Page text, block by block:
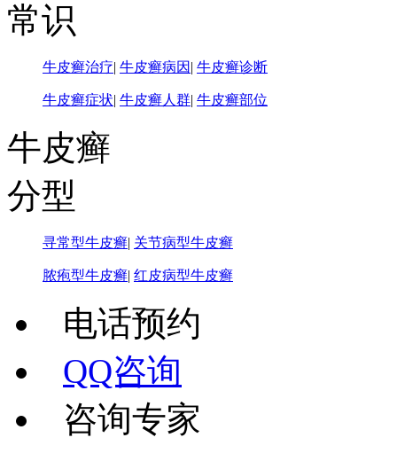
常识
牛皮癣治疗| 牛皮癣病因 | 牛皮癣诊断
牛皮癣症状| 牛皮癣人群| 牛皮癣部位
牛皮癣
分型
寻常型牛皮癣| 关节病型牛皮癣
脓疱型牛皮癣| 红皮病型牛皮癣
电话预约
QQ咨询
咨询专家